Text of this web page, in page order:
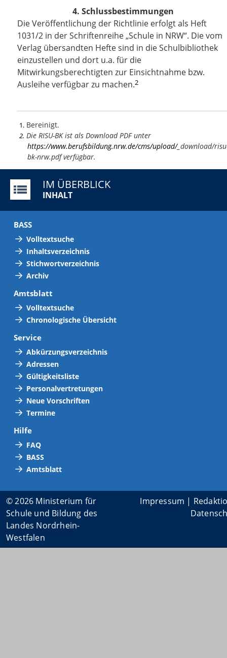
4. Schlussbestimmungen
Die Veröffentlichung der Richtlinie erfolgt als Heft
1031/2 in der Schriftenreihe „Schule in NRW“. Die vom
Verlag übersandten Hefte sind in die Schulbibliothek
einzustellen und dort u.a. für die
Mitwirkungsberechtigten zur Einsichtnahme bzw.
Ausleihe verfügbar zu machen.2
1 Bereinigt.
2 Die RISU-BK ist als Download PDF unter
https://www.berufsbildung.nrw.de/cms/upload/_download/
bk-nrw.pdfverfügbar.
IM ÜBERBLICK
INHALT
BASS
Volltextsuche
Inhaltsverzeichnis
Stichwortverzeichnis
Archiv
Amtsblatt
Volltextsuche
Chronologische Übersicht
Service
Abkürzungsverzeichnis
Adressen
Gültigkeitsliste
Personalvertretungen
Neue Vorschriften
Termine
Hilfe
FAQ
BASS
Amtsblatt
© 2026 Ministerium für
Schule und Bildung des
Landes Nordrhein-
Westfalen
Impressum |